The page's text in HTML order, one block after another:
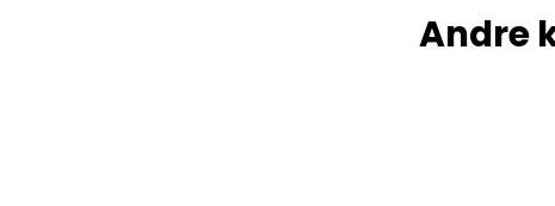
Andre